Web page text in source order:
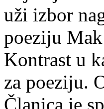
uži izbor
poeziju
Kontrast u
za poeziju.
Članica je